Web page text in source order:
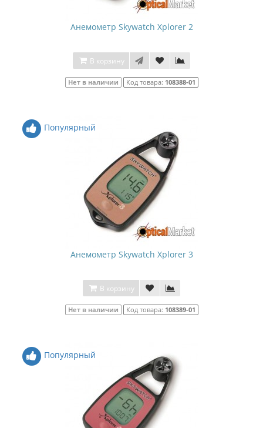
Анемометр Skywatch Xplorer 2
В корзину
Нет в наличии Код товара: 108388-01
Популярный
Анемометр Skywatch Xplorer 3
В корзину
Нет в наличии Код товара: 108389-01
Популярный